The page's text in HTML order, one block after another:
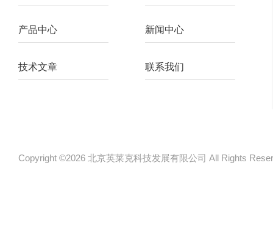
产品中心 新闻中心
技术文章 联系我们
Copyright ©2026 北京英莱克科技发展有限公司 All Rights